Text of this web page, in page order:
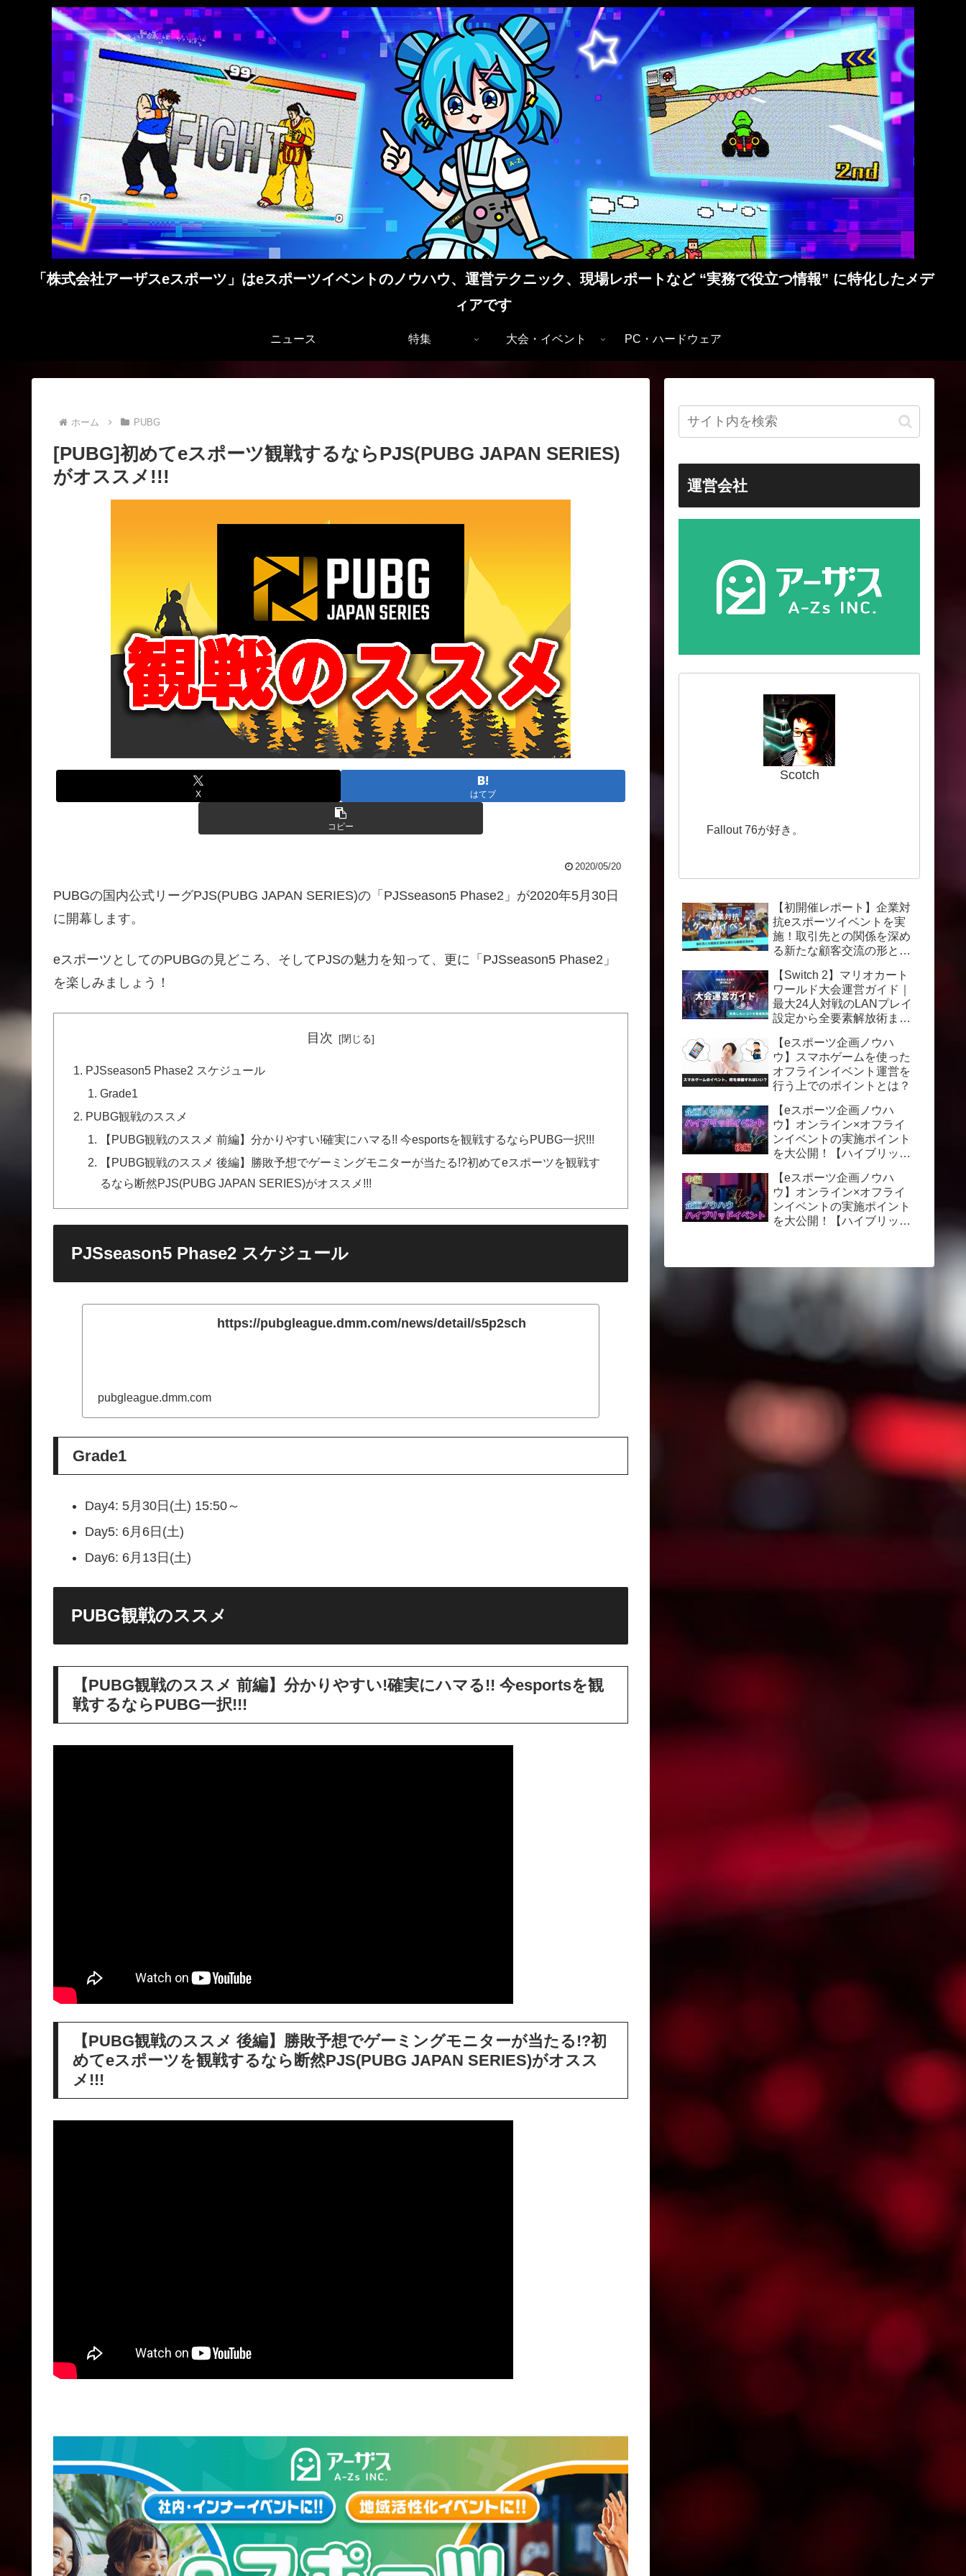
「株式会社アーザスeスポーツ」はeスポーツイベントのノウハウ、運営テクニック、現場レポートなど “実務で役立つ情報” に特化したメデ
ィアです
ニュース 特集 大会・イベント PC・ハードウェア
ホーム PUBG
[PUBG]初めてeスポーツ観戦するならPJS(PUBG JAPAN SERIES)
がオススメ!!!
X はてブ
コピー
2020/05/20
PUBGの国内公式リーグPJS(PUBG JAPAN SERIES)の「PJSseason5 Phase2」が2020年5月30日
に開幕します。
eスポーツとしてのPUBGの見どころ、そしてPJSの魅力を知って、更に「PJSseason5 Phase2」
を楽しみましょう！
目次
PJSseason5 Phase2 スケジュール
Grade1
PUBG観戦のススメ
【PUBG観戦のススメ 前編】分かりやすい!確実にハマる!! 今esportsを観戦するならPUBG一択!!!
【PUBG観戦のススメ 後編】勝敗予想でゲーミングモニターが当たる!?初めてeスポーツを観戦す
るなら断然PJS(PUBG JAPAN SERIES)がオススメ!!!
PJSseason5 Phase2 スケジュール
https://pubgleague.dmm.com/news/detail/s5p2sch
pubgleague.dmm.com
Grade1
Day4: 5月30日(土) 15:50～
Day5: 6月6日(土)
Day6: 6月13日(土)
PUBG観戦のススメ
【PUBG観戦のススメ 前編】分かりやすい!確実にハマる!! 今esportsを観
戦するならPUBG一択!!!
【PUBG観戦のススメ 後編】勝敗予想でゲーミングモニターが当たる!?初
めてeスポーツを観戦するなら断然PJS(PUBG JAPAN SERIES)がオスス
メ!!!
運営会社
Scotch
Fallout 76が好き。
【初開催レポート】企業対
抗eスポーツイベントを実
施！取引先との関係を深め
る新たな顧客交流の形と
【Switch 2】マリオカート
ワールド大会運営ガイド｜
最大24人対戦のLANプレイ
設定から全要素解放術まで
【eスポーツ企画ノウハ
ウ】スマホゲームを使った
オフラインイベント運営を
行う上でのポイントとは？
【eスポーツ企画ノウハ
ウ】オンライン×オフライ
ンイベントの実施ポイント
を大公開！【ハイブリッド
【eスポーツ企画ノウハ
ウ】オンライン×オフライ
ンイベントの実施ポイント
を大公開！【ハイブリッド